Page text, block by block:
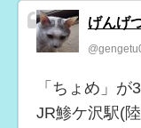
げんげ
「ちょめ」が
JR鯵ケ沢駅(